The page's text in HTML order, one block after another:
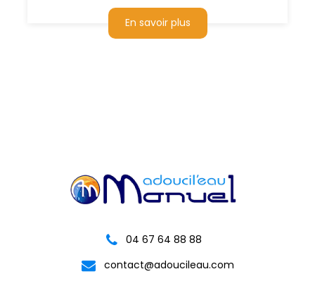
En savoir plus
04 67 64 88 88
contact@adoucileau.com